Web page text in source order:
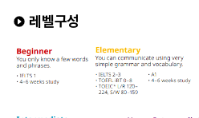
레벨구성